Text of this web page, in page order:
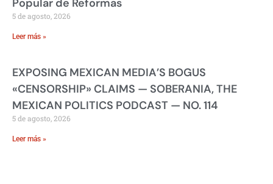
Popular de Reformas
5 de agosto, 2026
Leer más »
EXPOSING MEXICAN MEDIA’S BOGUS
«CENSORSHIP» CLAIMS — SOBERANIA, THE
MEXICAN POLITICS PODCAST — NO. 114
5 de agosto, 2026
Leer más »